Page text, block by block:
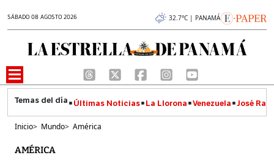
SÁBADO 08 AGOSTO 2026 32.7°C | PANAMÁ
Últimas Noticias La Llorona Venezuela José
Inicio> Mundo> América
AMÉRICA